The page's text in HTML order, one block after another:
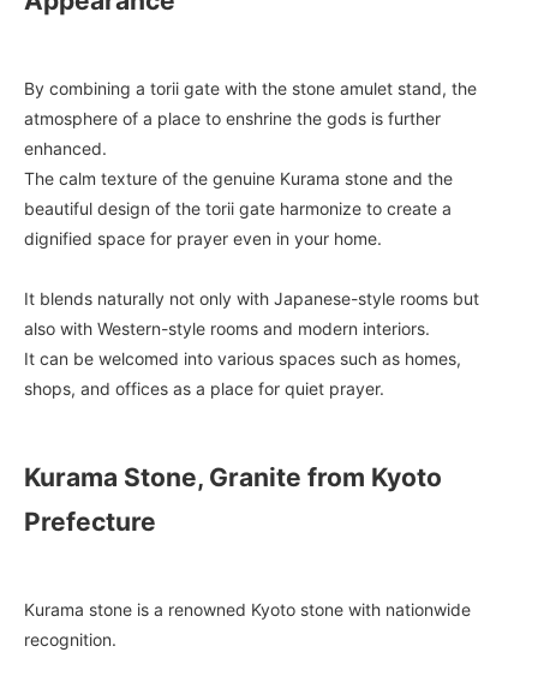
By combining a torii gate with the stone amulet stand, the
atmosphere of a place to enshrine the gods is further
enhanced.
The calm texture of the genuine Kurama stone and the
beautiful design of the torii gate harmonize to create a
dignified space for prayer even in your home.
It blends naturally not only with Japanese-style rooms but
also with Western-style rooms and modern interiors.
It can be welcomed into various spaces such as homes,
shops, and offices as a place for quiet prayer.
Kurama Stone, Granite from Kyoto
Prefecture
Kurama stone is a renowned Kyoto stone with nationwide
recognition.